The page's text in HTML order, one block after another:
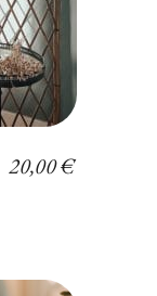
20,00€